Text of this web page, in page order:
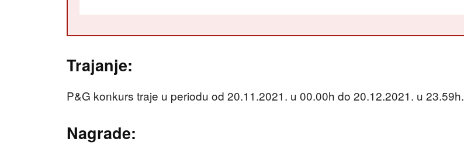
Trajanje:
P&G konkurs traje u periodu od 20.11.2021. u 00.00h do 20.12.2021. u 23.59h.
Nagrade: